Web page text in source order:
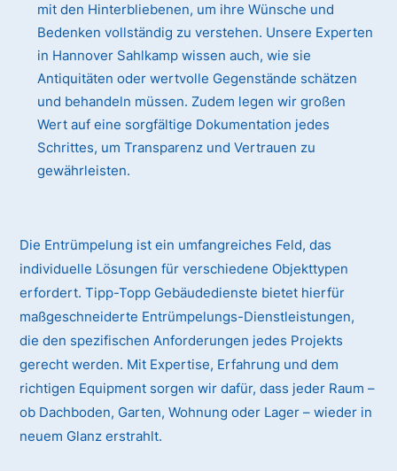
mit den Hinterbliebenen, um ihre Wünsche und
Bedenken vollständig zu verstehen. Unsere Experten
in Hannover Sahlkamp wissen auch, wie sie
Antiquitäten oder wertvolle Gegenstände schätzen
und behandeln müssen. Zudem legen wir großen
Wert auf eine sorgfältige Dokumentation jedes
Schrittes, um Transparenz und Vertrauen zu
gewährleisten.
Die Entrümpelung ist ein umfangreiches Feld, das
individuelle Lösungen für verschiedene Objekttypen
erfordert. Tipp-Topp Gebäudedienste bietet hierfür
maßgeschneiderte Entrümpelungs-Dienstleistungen,
die den spezifischen Anforderungen jedes Projekts
gerecht werden. Mit Expertise, Erfahrung und dem
richtigen Equipment sorgen wir dafür, dass jeder Raum –
ob Dachboden, Garten, Wohnung oder Lager – wieder in
neuem Glanz erstrahlt.